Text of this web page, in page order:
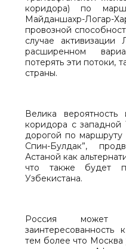
коридора) по
Майданшахр-Логар-
провозной
случае активизации
расширенном
потерять эти потоки,
страны.
Велика вероятность
коридора с западной
дорогой по маршруту
Спин-Булдак”,
Астаной как
что также будет
Узбекистана.
Россия может
заинтересованность
тем более что Москва